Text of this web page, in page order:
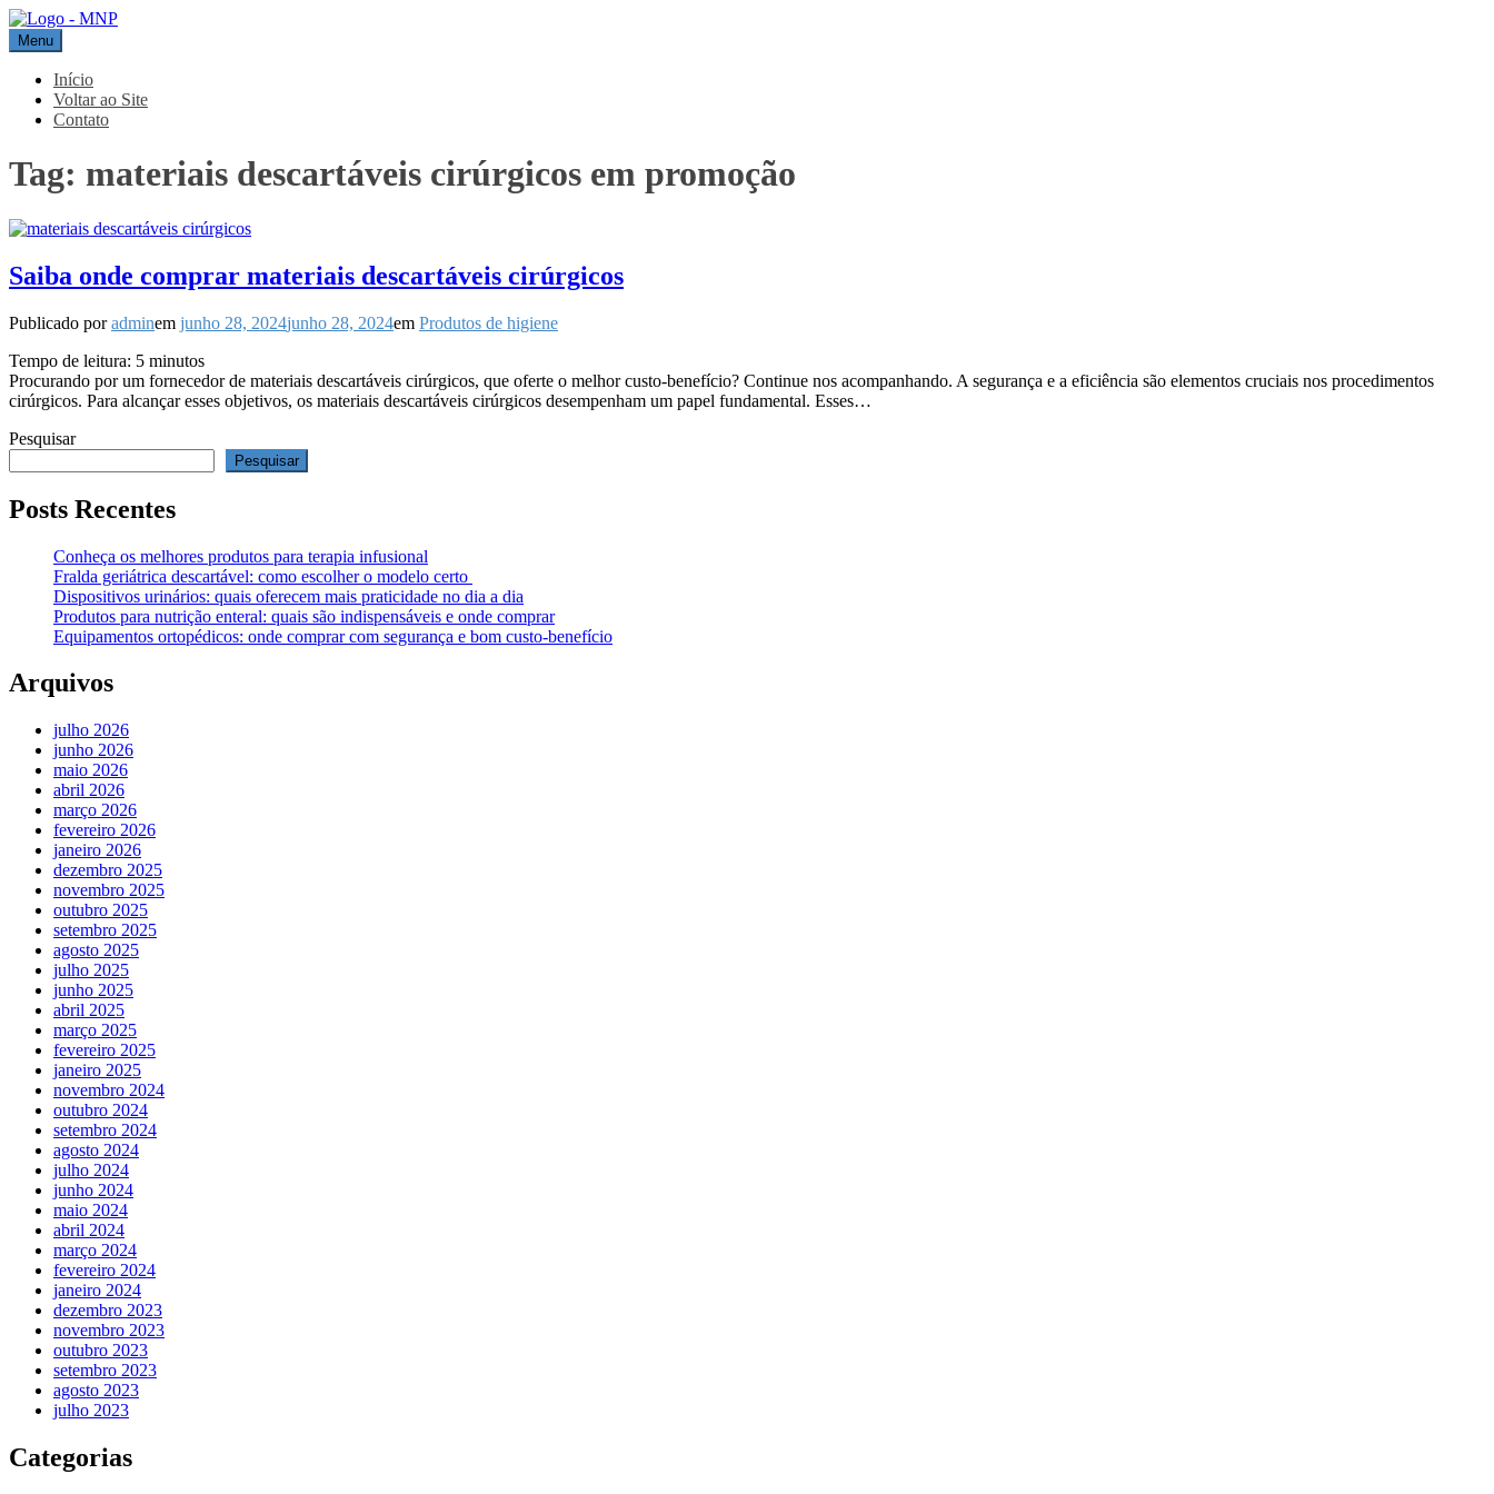
Pular
para
o
conteúdo
MNP
Blog
Menu
Início
Voltar ao Site
Contato
Tag: materiais descartáveis cirúrgicos em promoção
Saiba onde comprar materiais descartáveis cirúrgicos
Publicado poradminem junho 28, 2024junho 28, 2024em Produtos de higiene
Tempo de leitura: 5 minutos
Procurando por um fornecedor de materiais descartáveis cirúrgicos, que oferte o melhor custo-benefício? Continue nos acompanhando. A segurança e a eficiência são elementos cruciais nos procedimentos
cirúrgicos. Para alcançar esses objetivos, os materiais descartáveis cirúrgicos desempenham um papel fundamental. Esses…
Pesquisar
Pesquisar
Posts Recentes
Conheça os melhores produtos para terapia infusional
Fralda geriátrica descartável: como escolher o modelo certo
Dispositivos urinários: quais oferecem mais praticidade no dia a dia
Produtos para nutrição enteral: quais são indispensáveis e onde comprar
Equipamentos ortopédicos: onde comprar com segurança e bom custo-benefício
Arquivos
julho 2026
junho 2026
maio 2026
abril 2026
março 2026
fevereiro 2026
janeiro 2026
dezembro 2025
novembro 2025
outubro 2025
setembro 2025
agosto 2025
julho 2025
junho 2025
abril 2025
março 2025
fevereiro 2025
janeiro 2025
novembro 2024
outubro 2024
setembro 2024
agosto 2024
julho 2024
junho 2024
maio 2024
abril 2024
março 2024
fevereiro 2024
janeiro 2024
dezembro 2023
novembro 2023
outubro 2023
setembro 2023
agosto 2023
julho 2023
Categorias